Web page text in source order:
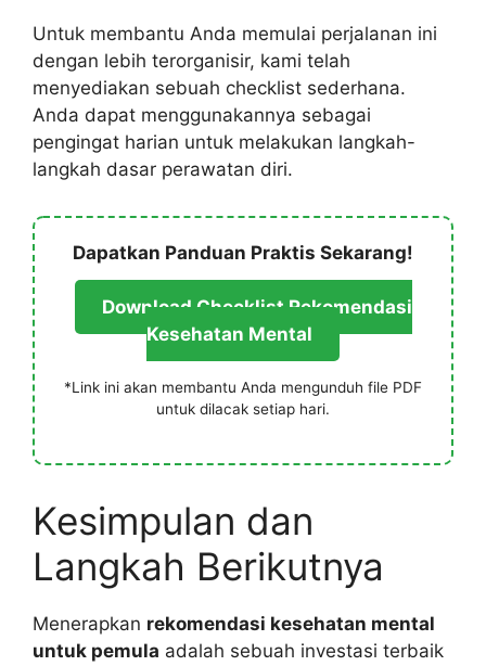
Untuk membantu Anda memulai perjalanan ini
dengan lebih terorganisir, kami telah
menyediakan sebuah checklist sederhana.
Anda dapat menggunakannya sebagai
pengingat harian untuk melakukan langkah-
langkah dasar perawatan diri.
Dapatkan Panduan Praktis Sekarang!
Download Checklist Rekomendasi
Kesehatan Mental
*Link ini akan membantu Anda mengunduh file PDF
untuk dilacak setiap hari.
Kesimpulan dan
Langkah Berikutnya
Menerapkan rekomendasi kesehatan mental
untuk pemula adalah sebuah investasi terbaik